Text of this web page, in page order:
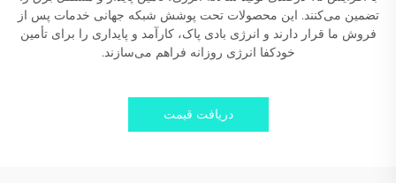
تضمین می‌کنند. این محصولات تحت پوشش شبکه جهانی خدمات پس از
فروش ما قرار دارند و انرژی بادی پاک، کارآمد و پایداری را برای تأمین
خودکفا انرژی روزانه فراهم می‌سازند.
دریافت قیمت